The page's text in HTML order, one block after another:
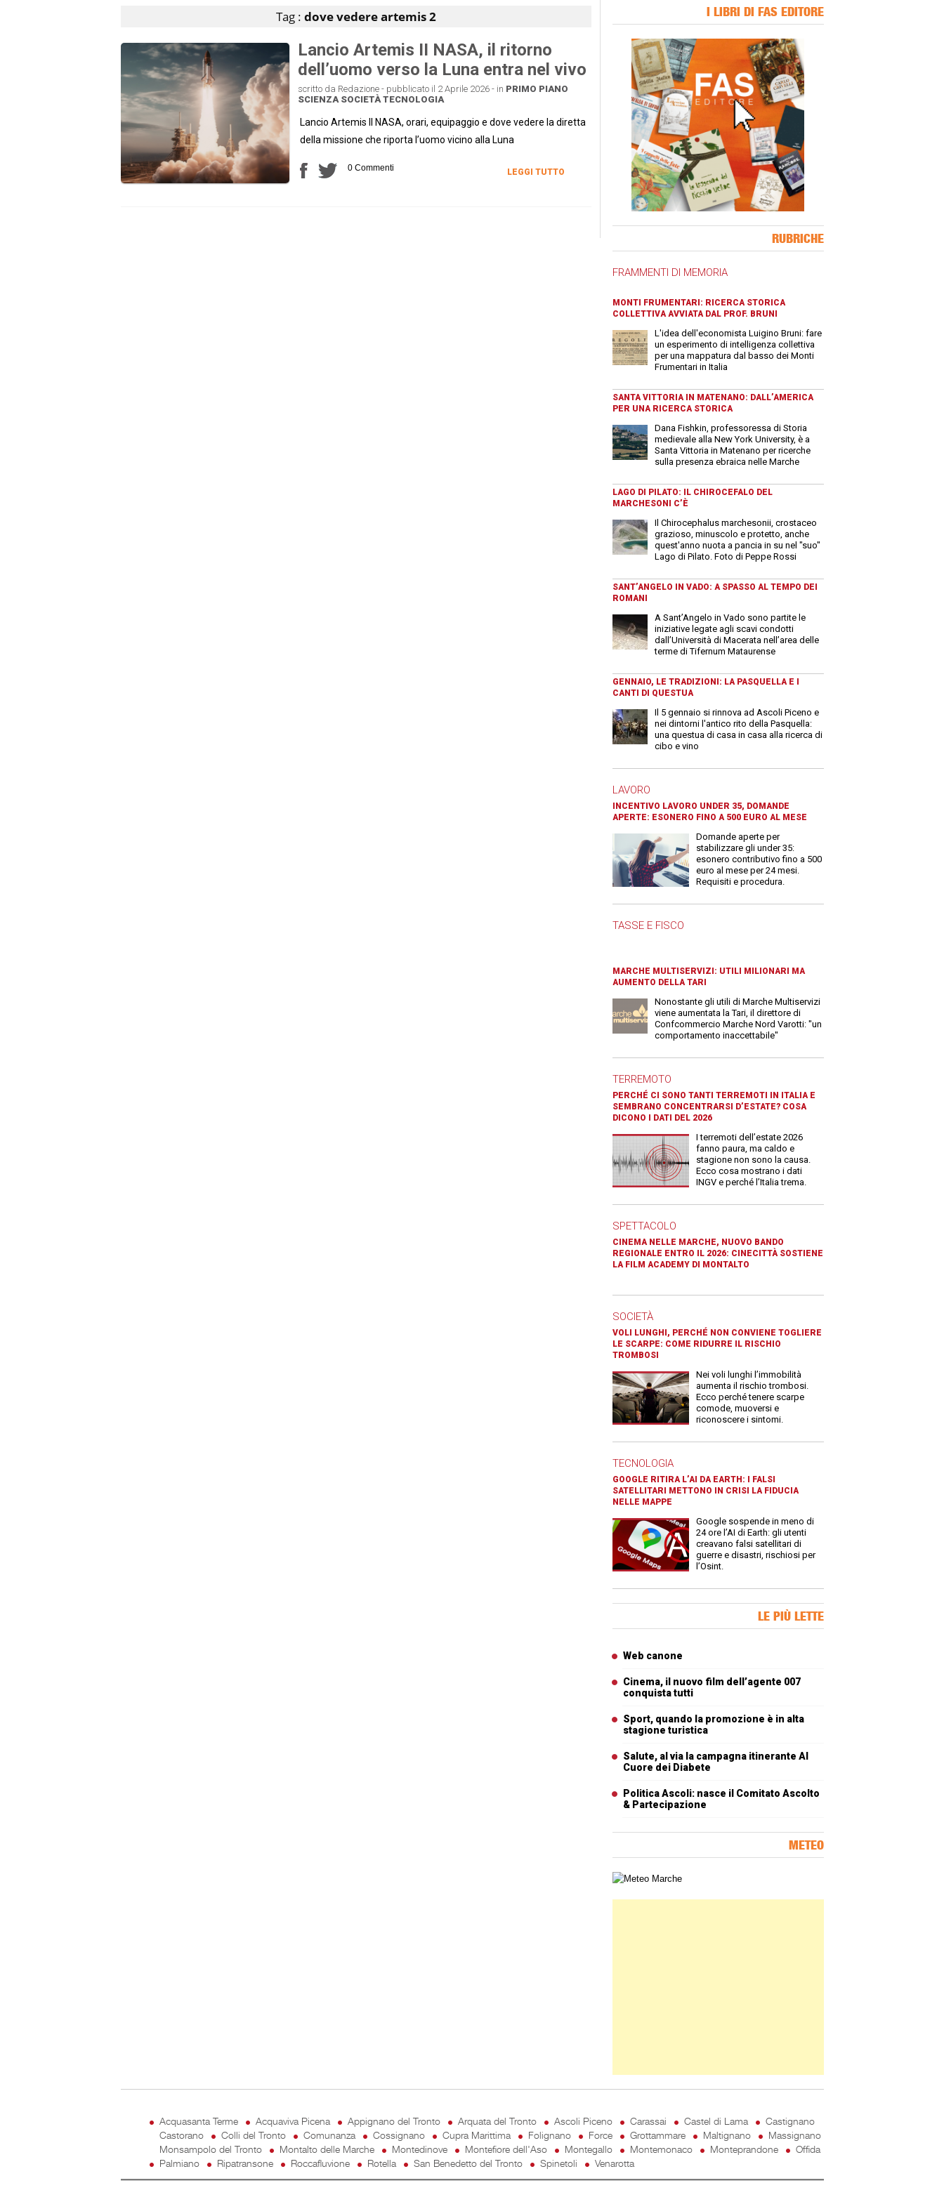
Tag : dove vedere artemis 2
Lancio Artemis II NASA, il ritorno
dell’uomo verso la Luna entra nel vivo
scritto da Redazione - pubblicato il 2 Aprile 2026 - in PRIMO PIANO
SCIENZA SOCIETÀ TECNOLOGIA
Lancio Artemis II NASA, orari, equipaggio e dove vedere la diretta
della missione che riporta l’uomo vicino alla Luna
0 Commenti LEGGI TUTTO
I LIBRI DI FAS EDITORE
RUBRICHE
FRAMMENTI DI MEMORIA
MONTI FRUMENTARI: RICERCA STORICA
COLLETTIVA AVVIATA DAL PROF. BRUNI
L'idea dell'economista Luigino Bruni: fare
un esperimento di intelligenza collettiva
per una mappatura dal basso dei Monti
Frumentari in Italia
SANTA VITTORIA IN MATENANO: DALL’AMERICA
PER UNA RICERCA STORICA
Dana Fishkin, professoressa di Storia
medievale alla New York University, è a
Santa Vittoria in Matenano per ricerche
sulla presenza ebraica nelle Marche
LAGO DI PILATO: IL CHIROCEFALO DEL
MARCHESONI C’È
Il Chirocephalus marchesonii, crostaceo
grazioso, minuscolo e protetto, anche
quest'anno nuota a pancia in su nel "suo"
Lago di Pilato. Foto di Peppe Rossi
SANT’ANGELO IN VADO: A SPASSO AL TEMPO DEI
ROMANI
A Sant’Angelo in Vado sono partite le
iniziative legate agli scavi condotti
dall’Università di Macerata nell’area delle
terme di Tifernum Mataurense
GENNAIO, LE TRADIZIONI: LA PASQUELLA E I
CANTI DI QUESTUA
Il 5 gennaio si rinnova ad Ascoli Piceno e
nei dintorni l'antico rito della Pasquella:
una questua di casa in casa alla ricerca di
cibo e vino
LAVORO
INCENTIVO LAVORO UNDER 35, DOMANDE
APERTE: ESONERO FINO A 500 EURO AL MESE
Domande aperte per
stabilizzare gli under 35:
esonero contributivo fino a 500
euro al mese per 24 mesi.
Requisiti e procedura.
TASSE E FISCO
MARCHE MULTISERVIZI: UTILI MILIONARI MA
AUMENTO DELLA TARI
Nonostante gli utili di Marche Multiservizi
viene aumentata la Tari, il direttore di
Confcommercio Marche Nord Varotti: "un
comportamento inaccettabile"
TERREMOTO
PERCHÉ CI SONO TANTI TERREMOTI IN ITALIA E
SEMBRANO CONCENTRARSI D’ESTATE? COSA
DICONO I DATI DEL 2026
I terremoti dell’estate 2026
fanno paura, ma caldo e
stagione non sono la causa.
Ecco cosa mostrano i dati
INGV e perché l’Italia trema.
SPETTACOLO
CINEMA NELLE MARCHE, NUOVO BANDO
REGIONALE ENTRO IL 2026: CINECITTÀ SOSTIENE
LA FILM ACADEMY DI MONTALTO
SOCIETÀ
VOLI LUNGHI, PERCHÉ NON CONVIENE TOGLIERE
LE SCARPE: COME RIDURRE IL RISCHIO
TROMBOSI
Nei voli lunghi l’immobilità
aumenta il rischio trombosi.
Ecco perché tenere scarpe
comode, muoversi e
riconoscere i sintomi.
TECNOLOGIA
GOOGLE RITIRA L’AI DA EARTH: I FALSI
SATELLITARI METTONO IN CRISI LA FIDUCIA
NELLE MAPPE
Google sospende in meno di
24 ore l’AI di Earth: gli utenti
creavano falsi satellitari di
guerre e disastri, rischiosi per
l’Osint.
LE PIÙ LETTE
Web canone
Cinema, il nuovo film dell’agente 007
conquista tutti
Sport, quando la promozione è in alta
stagione turistica
Salute, al via la campagna itinerante Al
Cuore dei Diabete
Politica Ascoli: nasce il Comitato Ascolto
& Partecipazione
METEO
Carta meteorologica delle Marche
Acquasanta Terme Acquaviva Picena Appignano del Tronto Arquata del Tronto Ascoli Piceno Carassai Castel di Lama
Castignano
Castorano
Colli del Tronto Comunanza Cossignano Cupra Marittima Folignano Force Grottammare Maltignano
Massignano
Monsampolo del Tronto
Montalto delle Marche Montedinove Montefiore dell'Aso Montegallo Montemonaco Monteprandone
Offida
Palmiano
Ripatransone Roccafluvione Rotella San Benedetto del Tronto Spinetoli Venarotta